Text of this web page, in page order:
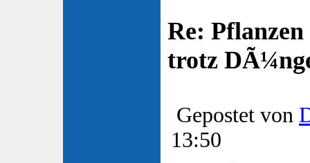
Re:
trotz
Gepostet von
13:50